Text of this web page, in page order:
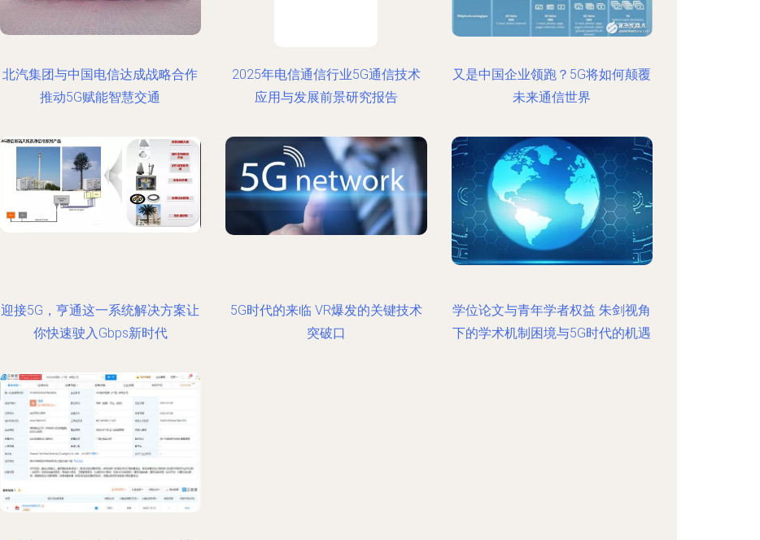
北汽集团与中国电信达成战略合作
推动5G赋能智慧交通
2025年电信通信行业5G通信技术
应用与发展前景研究报告
又是中国企业领跑？5G将如何颠覆
未来通信世界
迎接5G，亨通这一系统解决方案让
你快速驶入Gbps新时代
5G时代的来临 VR爆发的关键技术
突破口
学位论文与青年学者权益 朱剑视角
下的学术机制困境与5G时代的机遇